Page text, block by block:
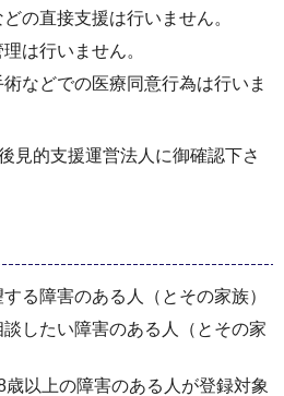
の直接支援は行いません。
は行いません。
などでの医療同意行為は行いま
見的支援運営法人に御確認下さ
る障害のある人（とその家族）
したい障害のある人（とその家
以上の障害のある人が登録対象